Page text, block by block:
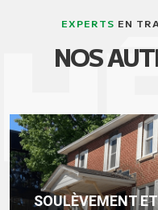
EXPERTS EN
NOS
SOULÈVEMENT